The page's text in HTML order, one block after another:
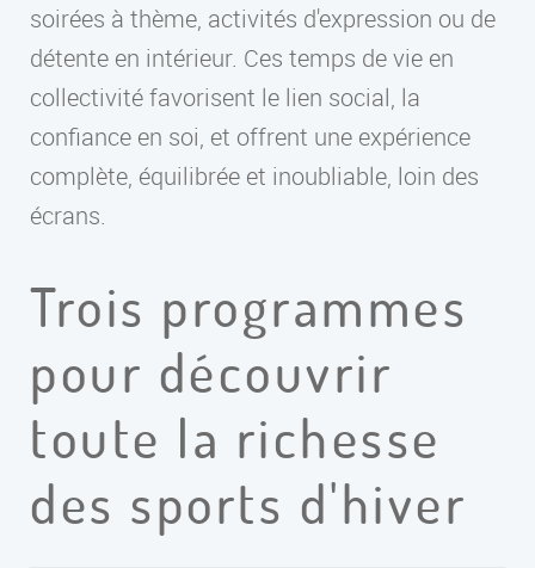
soirées à thème, activités d'expression ou de
détente en intérieur. Ces temps de vie en
collectivité favorisent le lien social, la
confiance en soi, et offrent une expérience
complète, équilibrée et inoubliable, loin des
écrans.
Trois programmes
pour découvrir
toute la richesse
des sports d'hiver